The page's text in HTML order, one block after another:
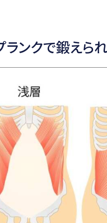
ランクで鍛えら